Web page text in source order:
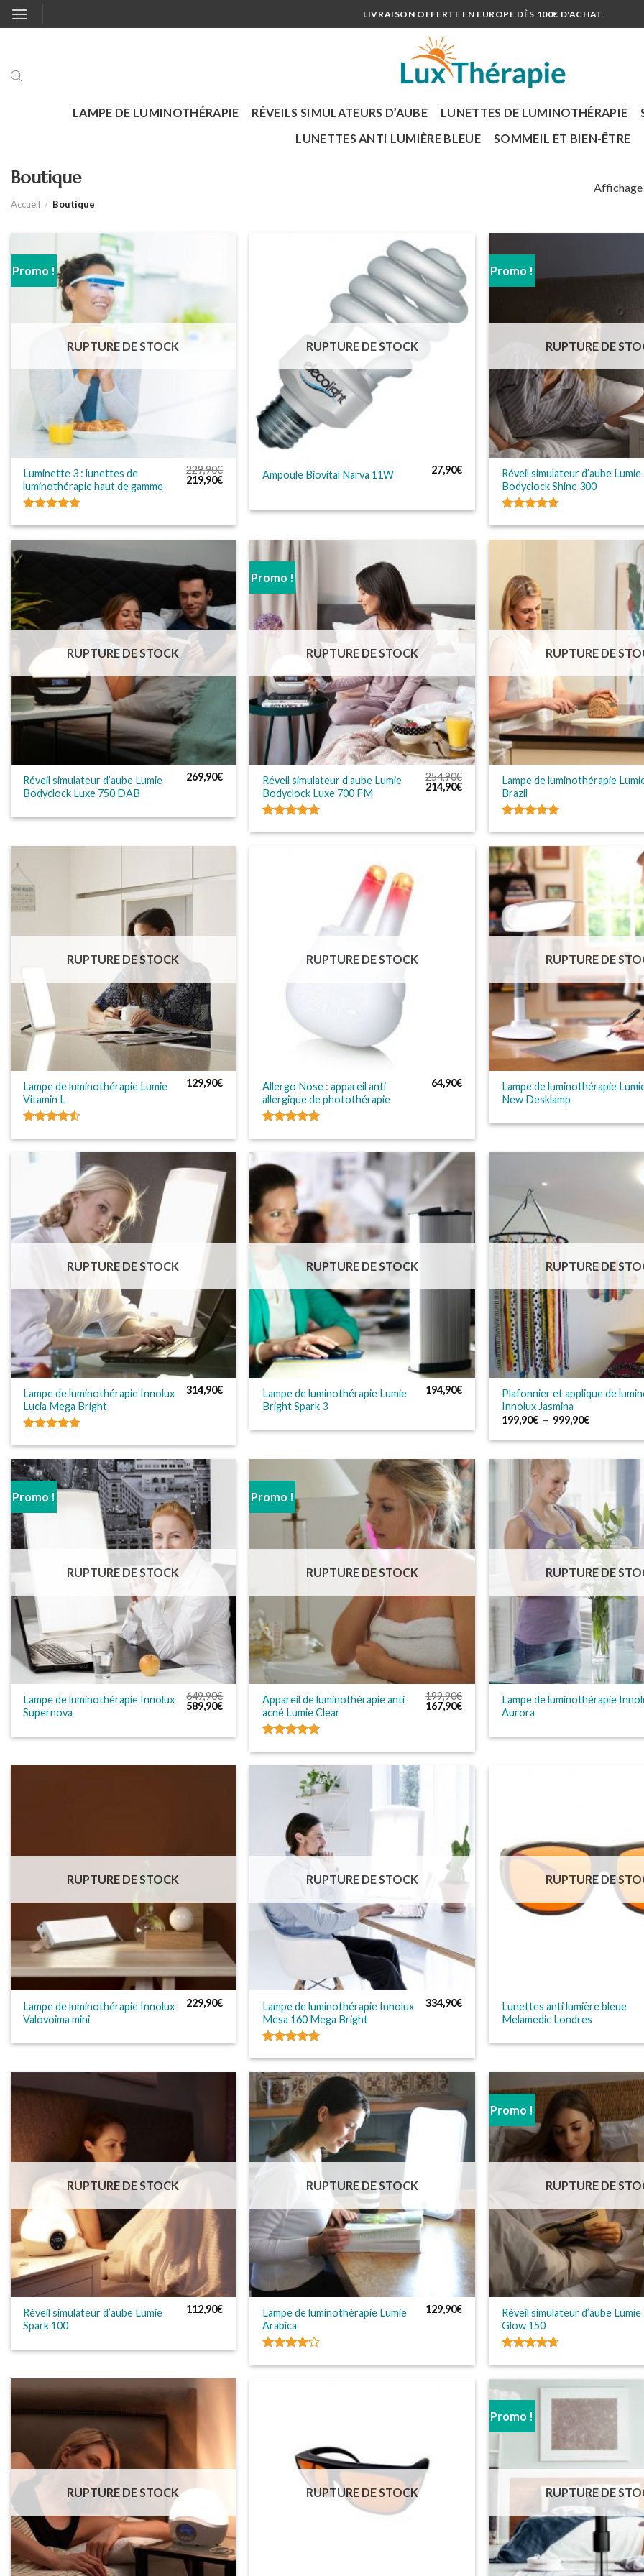
Skip
to
LIVRAISON OFFERTE EN EUROPE DÈS 100€ D'ACHAT
LAMPE DE LUMINOTHÉRAPIE RÉVEILS SIMULATEURS D’AUBE LUNETTES DE LUMINOTHÉRAPIE
LUNETTES ANTI LUMIÈRE BLEUE
SOMMEIL ET BIEN-ÊTRE
Boutique
Accueil / Boutique
Affichage
Promo !
RUPTURE DE STOCK
Luminette 3 : lunettes de
luminothérapie haut de gamme
sur 5
229,90€
Le
219,90€Le
RUPTURE DE STOCK
Ampoule Biovital Narva 11W 27,90€
Promo !
RUPTURE DE
Réveil simulateur d’aube Lumie
Bodyclock Shine 300
sur 5
RUPTURE DE STOCK
Réveil simulateur d’aube Lumie
Bodyclock Luxe 750 DAB
269,90€
Promo !
RUPTURE DE STOCK
Réveil simulateur d’aube Lumie
Bodyclock Luxe 700 FM
sur 5
254,90€
Le
214,90€Le
RUPTURE DE
Lampe de luminothérapie
Brazil
sur 5
RUPTURE DE STOCK
Lampe de luminothérapie Lumie
Vitamin L
sur 5
129,90€
RUPTURE DE STOCK
Allergo Nose : appareil anti
allergique de photothérapie
sur 5
64,90€
RUPTURE DE
Lampe de luminothérapie
New Desklamp
RUPTURE DE STOCK
Lampe de luminothérapie Innolux
Lucia Mega Bright
sur 5
314,90€
RUPTURE DE STOCK
Lampe de luminothérapie Lumie
Bright Spark 3
194,90€
RUPTURE DE
Plafonnier et applique de
Innolux Jasmina
199,90€ – 999,90€Plage
prix :
Promo !
RUPTURE DE STOCK
Lampe de luminothérapie Innolux
Supernova
649,90€
Le
était :
589,90€Le
est :
Promo !
RUPTURE DE STOCK
Appareil de luminothérapie anti
acné Lumie Clear
sur 5
199,90€
Le
167,90€Le
RUPTURE DE
Lampe de luminothérapie
Aurora
RUPTURE DE STOCK
Lampe de luminothérapie Innolux
Valovoima mini
229,90€
RUPTURE DE STOCK
Lampe de luminothérapie Innolux
Mesa 160 Mega Bright
sur 5
334,90€
RUPTURE DE
Lunettes anti lumière bleue
Melamedic Londres
RUPTURE DE STOCK
Réveil simulateur d’aube Lumie
Spark 100
112,90€
RUPTURE DE STOCK
Lampe de luminothérapie Lumie
Arabica
4.00sur
129,90€
Promo !
RUPTURE DE
Réveil simulateur d’aube Lumie
Glow 150
sur 5
RUPTURE DE STOCK RUPTURE DE STOCK
Promo !
RUPTURE DE